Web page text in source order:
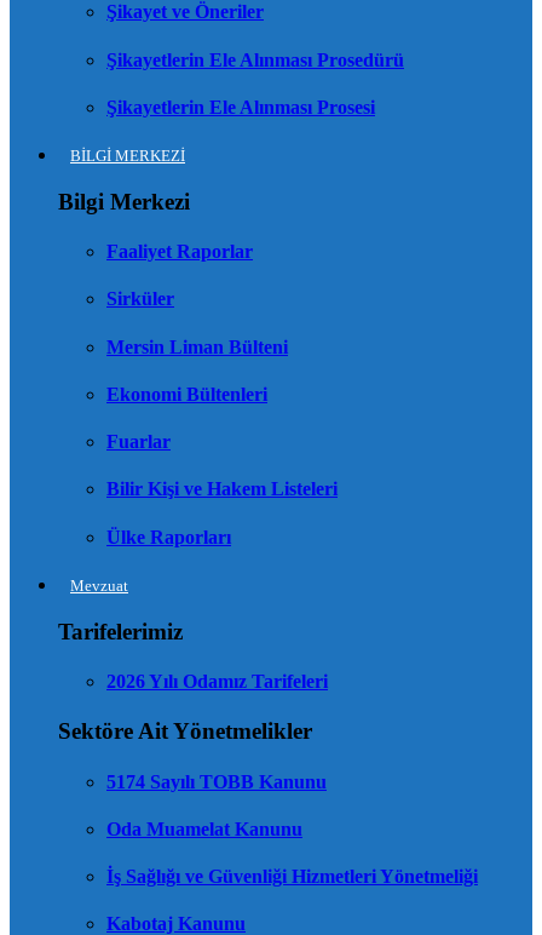
Şikayet ve Öneriler
Şikayetlerin Ele Alınması Prosedürü
Şikayetlerin Ele Alınması Prosesi
BİLGİ MERKEZİ
Bilgi Merkezi
Faaliyet Raporlar
Sirküler
Mersin Liman Bülteni
Ekonomi Bültenleri
Fuarlar
Bilir Kişi ve Hakem Listeleri
Ülke Raporları
Mevzuat
Tarifelerimiz
2026 Yılı Odamız Tarifeleri
Sektöre Ait Yönetmelikler
5174 Sayılı TOBB Kanunu
Oda Muamelat Kanunu
İş Sağlığı ve Güvenliği Hizmetleri Yönetmeliği
Kabotaj Kanunu